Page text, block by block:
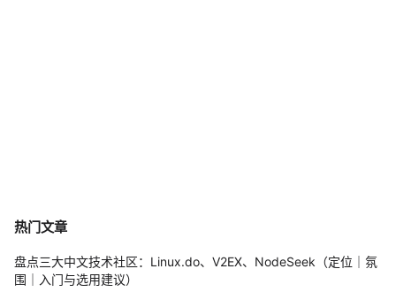
热门文章
盘点三大中文技术社区：Linux.do、V2EX、NodeSeek（定位｜氛
围｜入门与选用建议）